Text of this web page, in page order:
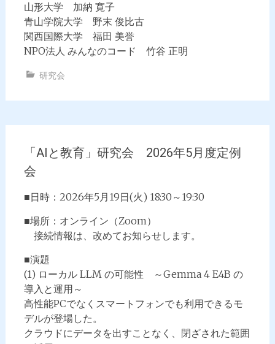
山形大学 加納 寛子
青山学院大学 野末 俊比古
関西国際大学 福田 美誉
NPO法人 みんなのコード 竹谷 正明
研究会
「AIと教育」研究会 2026年5月度定例
会
■日時：2026年5月19日(火) 18:30～19:30
■場所：オンライン（Zoom）
接続情報は、改めてお知らせします。
■演題
(1) ローカル LLM の可能性 ～Gemma 4 E4B の
導入と運用～
高性能PCでなくスマートフォンでも利用できるモ
デルが登場した。
クラウドにデータを出すことなく、閉ざされた範囲